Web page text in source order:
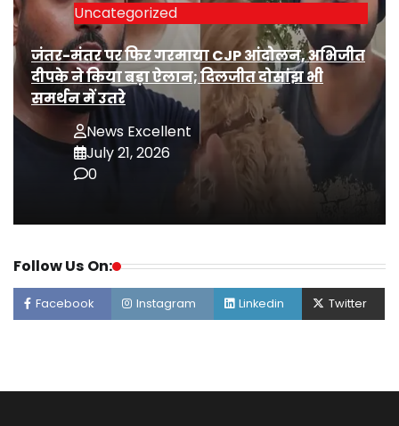
Uncategorized
जंतर-मंतर पर फिर गरमाया CJP आंदोलन, अभिजीत
दीपके ने किया बड़ा ऐलान; दिलजीत दोसांझ भी
समर्थन में उतरे
News Excellent
July 21, 2026
0
Follow Us On:
Facebook Instagram Linkedin Twitter